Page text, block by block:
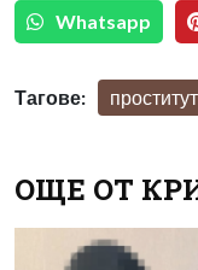
Whatsapp
Тагове:
ОЩЕ ОТ